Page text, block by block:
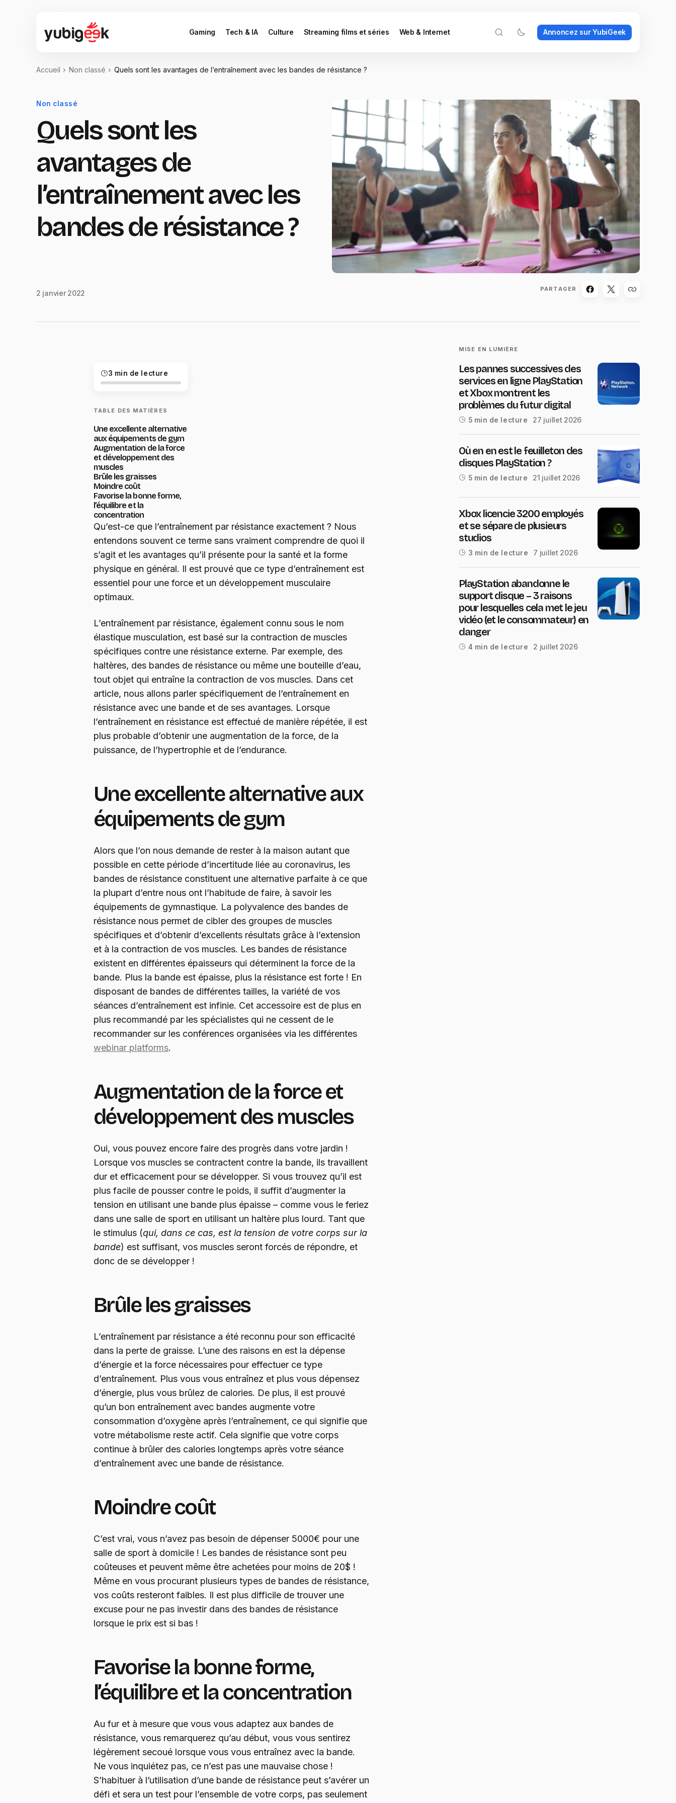
Gaming Tech & IA Culture Streaming films et séries Web & Internet Annoncez sur YubiGeek
Accueil Non classé Quels sont les avantages de l’entraînement avec les bandes de résistance ?
Non classé
Quels sont les
avantages de
l’entraînement avec les
bandes de résistance ?
2 janvier 2022 PARTAGER
3 min de lecture
TABLE DES MATIÈRES
Une excellente alternative
aux équipements de gym
Augmentation de la force
et développement des
muscles
Brûle les graisses
Moindre coût
Favorise la bonne forme,
l’équilibre et la
concentration
Qu’est-ce que l’entraînement par résistance exactement ? Nous
entendons souvent ce terme sans vraiment comprendre de quoi il
s’agit et les avantages qu’il présente pour la santé et la forme
physique en général. Il est prouvé que ce type d’entraînement est
essentiel pour une force et un développement musculaire
optimaux.
L’entraînement par résistance, également connu sous le nom
élastique musculation, est basé sur la contraction de muscles
spécifiques contre une résistance externe. Par exemple, des
haltères, des bandes de résistance ou même une bouteille d’eau,
tout objet qui entraîne la contraction de vos muscles. Dans cet
article, nous allons parler spécifiquement de l’entraînement en
résistance avec une bande et de ses avantages. Lorsque
l’entraînement en résistance est effectué de manière répétée, il est
plus probable d’obtenir une augmentation de la force, de la
puissance, de l’hypertrophie et de l’endurance.
Une excellente alternative aux
équipements de gym
Alors que l’on nous demande de rester à la maison autant que
possible en cette période d’incertitude liée au coronavirus, les
bandes de résistance constituent une alternative parfaite à ce que
la plupart d’entre nous ont l’habitude de faire, à savoir les
équipements de gymnastique. La polyvalence des bandes de
résistance nous permet de cibler des groupes de muscles
spécifiques et d’obtenir d’excellents résultats grâce à l’extension
et à la contraction de vos muscles. Les bandes de résistance
existent en différentes épaisseurs qui déterminent la force de la
bande. Plus la bande est épaisse, plus la résistance est forte ! En
disposant de bandes de différentes tailles, la variété de vos
séances d’entraînement est infinie. Cet accessoire est de plus en
plus recommandé par les spécialistes qui ne cessent de le
recommander sur les conférences organisées via les différentes
webinar platforms.
Augmentation de la force et
développement des muscles
Oui, vous pouvez encore faire des progrès dans votre jardin !
Lorsque vos muscles se contractent contre la bande, ils travaillent
dur et efficacement pour se développer. Si vous trouvez qu’il est
plus facile de pousser contre le poids, il suffit d’augmenter la
tension en utilisant une bande plus épaisse – comme vous le feriez
dans une salle de sport en utilisant un haltère plus lourd. Tant que
le stimulus (qui, dans ce cas, est la tension de votre corps sur la
bande) est suffisant, vos muscles seront forcés de répondre, et
donc de se développer !
Brûle les graisses
L’entraînement par résistance a été reconnu pour son efficacité
dans la perte de graisse. L’une des raisons en est la dépense
d’énergie et la force nécessaires pour effectuer ce type
d’entraînement. Plus vous vous entraînez et plus vous dépensez
d’énergie, plus vous brûlez de calories. De plus, il est prouvé
qu’un bon entraînement avec bandes augmente votre
consommation d’oxygène après l’entraînement, ce qui signifie que
votre métabolisme reste actif. Cela signifie que votre corps
continue à brûler des calories longtemps après votre séance
d’entraînement avec une bande de résistance.
Moindre coût
C’est vrai, vous n’avez pas besoin de dépenser 5000€ pour une
salle de sport à domicile ! Les bandes de résistance sont peu
coûteuses et peuvent même être achetées pour moins de 20$ !
Même en vous procurant plusieurs types de bandes de résistance,
vos coûts resteront faibles. Il est plus difficile de trouver une
excuse pour ne pas investir dans des bandes de résistance
lorsque le prix est si bas !
Favorise la bonne forme,
l’équilibre et la concentration
Au fur et à mesure que vous vous adaptez aux bandes de
résistance, vous remarquerez qu’au début, vous vous sentirez
légèrement secoué lorsque vous vous entraînez avec la bande.
Ne vous inquiétez pas, ce n’est pas une mauvaise chose !
S’habituer à l’utilisation d’une bande de résistance peut s’avérer un
défi et sera un test pour l’ensemble de votre corps, pas seulement
MISE EN LUMIÈRE
Les pannes successives des
services en ligne PlayStation
et Xbox montrent les
problèmes du futur digital
5 min de lecture 27 juillet 2026
Où en en est le feuilleton des
disques PlayStation ?
5 min de lecture 21 juillet 2026
Xbox licencie 3200 employés
et se sépare de plusieurs
studios
3 min de lecture 7 juillet 2026
PlayStation abandonne le
support disque – 3 raisons
pour lesquelles cela met le jeu
vidéo (et le consommateur) en
danger
4 min de lecture 2 juillet 2026